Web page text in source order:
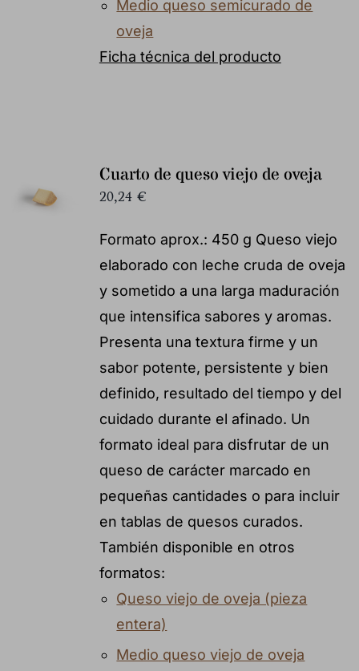
Medio queso semicurado de
oveja
Ficha técnica del producto
Cuarto de queso viejo de oveja
20,24 €
Formato aprox.: 450 g Queso viejo
elaborado con leche cruda de oveja
y sometido a una larga maduración
que intensifica sabores y aromas.
Presenta una textura firme y un
sabor potente, persistente y bien
definido, resultado del tiempo y del
cuidado durante el afinado. Un
formato ideal para disfrutar de un
queso de carácter marcado en
pequeñas cantidades o para incluir
en tablas de quesos curados.
También disponible en otros
formatos:
Queso viejo de oveja (pieza
entera)
Medio queso viejo de oveja